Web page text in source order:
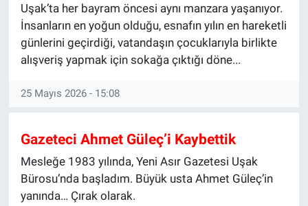
Uşak’ta her bayram öncesi aynı manzara yaşanıyor.
İnsanların en yoğun olduğu, esnafın yılın en hareketli
günlerini geçirdiği, vatandaşın çocuklarıyla birlikte
alışveriş yapmak için sokağa çıktığı döne...
25 Mayıs 2026 - 15:08
Gazeteci Ahmet Güleç’i Kaybettik
Mesleğe 1983 yılında, Yeni Asır Gazetesi Uşak
Bürosu’nda başladım. Büyük usta Ahmet Güleç’in
yanında… Çırak olarak.
Sağlık
Son Dakika
Spor